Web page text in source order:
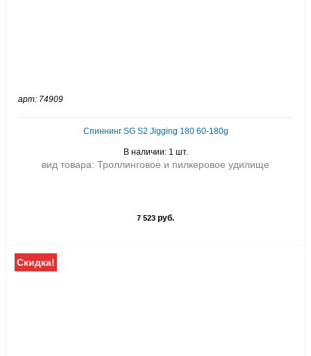
арт: 74909
Спиннинг SG S2 Jigging 180 60-180g
В наличии: 1 шт.
вид товара: Троллинговое и пилкеровое удилище
7 523 руб.
Скидка!